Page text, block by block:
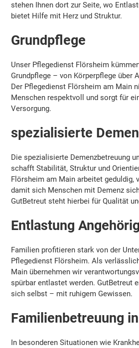
stehen Ihnen dort zur Seite, wo
bietet Hilfe mit Herz und Struktur.
Grundpflege
Unser Pflegedienst Flörsheim
Grundpflege – von Körperpflege über
Der Pflegedienst Flörsheim am Main
Menschen respektvoll und sorgt für
Versorgung.
spezialisierte
Die spezialisierte Demenzbetreuung
schafft Stabilität, Struktur und
Flörsheim am Main arbeitet
damit sich Menschen mit Demenz
GutBetreut steht hierbei für Qualität
Entlastung
Familien profitieren stark von der
Pflegedienst Flörsheim. Als
Main übernehmen wir
spürbar entlastet werden. GutBetreut
sich selbst – mit ruhigem Gewissen.
Familienbetreuung
In besonderen Situationen wie